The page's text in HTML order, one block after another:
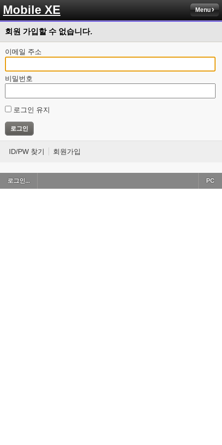
Mobile XE Menu
회원 가입할 수 없습니다.
이메일 주소
비밀번호
로그인 유지
ID/PW 찾기 회원가입
로그인... PC